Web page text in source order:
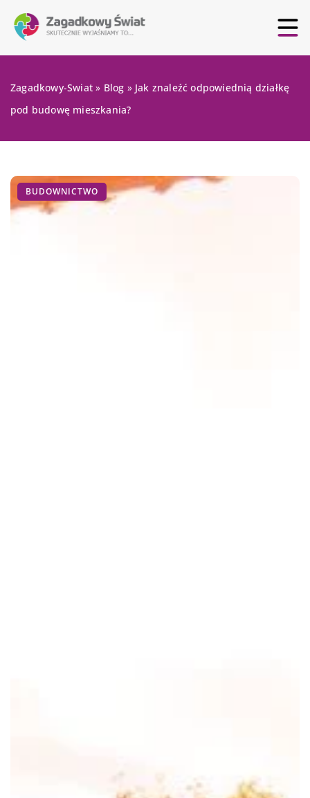
Zagadkowy-Swiat » Blog » Jak znaleźć odpowiednią działkę
pod budowę mieszkania?
BUDOWNICTWO